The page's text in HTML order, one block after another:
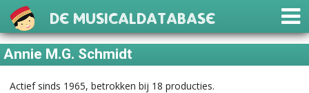
De Musicaldatabase
Annie M.G. Schmidt
Actief sinds 1965, betrokken bij 18 producties.